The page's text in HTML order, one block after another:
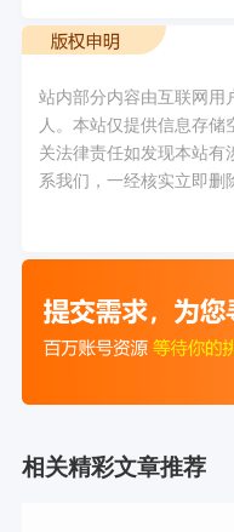
站内部分内容由互联网用
人。本站仅提供信息存
关法律责任如发现本站有
系我们，一经核实立即删
相关精彩文章推荐